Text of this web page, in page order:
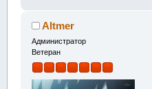
Altmer
Администратор
Ветеран